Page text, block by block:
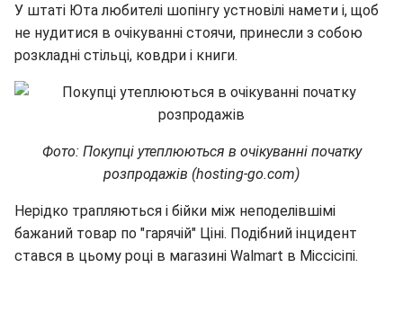
У штаті Юта любителі шопінгу устновілі намети і, щоб
не нудитися в очікуванні стоячи, принесли з собою
розкладні стільці, ковдри і книги.
Фото: Покупці утеплюються в очікуванні початку
розпродажів (hosting-go.com)
Нерідко трапляються і бійки між неподелівшімі
бажаний товар по "гарячій" Ціні. Подібний інцидент
стався в цьому році в магазині Walmart в Міссісіпі.